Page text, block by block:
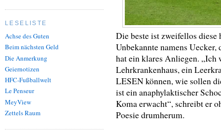
LESELISTE
Achse des Guten
Beim nächsten Geld
Die Anmerkung
Geiernotizen
HFC-Fußballwelt
Le Penseur
MeyView
Zettels Raum
Die beste ist zweifellos
Unbekannte namens
hat ein klares Anliegen. „Ich
Lehrkrankenhaus, ein
LESEN können, wie sollen
ist ein anaphylaktischer
Koma erwacht“, schreibt er
Poesie drumherum.